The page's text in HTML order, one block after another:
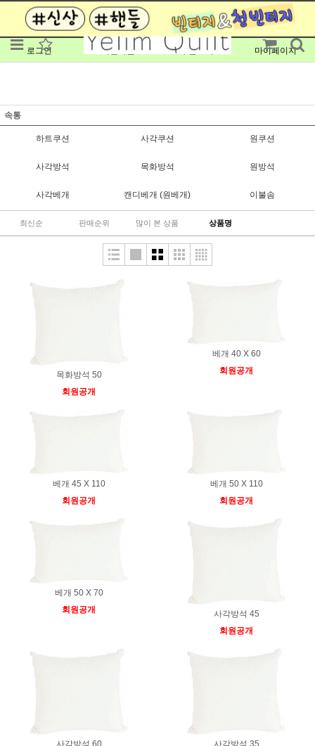
로그인 회원가입 주문조회 마이페이지
속통
하트쿠션 사각쿠션 원쿠션
사각방석 목화방석 원방석
사각베개 캔디베개 (원베개) 이불솜
최신순 판매순위 많이 본 상품 상품명
목화방석 50
회원공개
베개 40 X 60
회원공개
베개 45 X 110
회원공개
베개 50 X 110
회원공개
베개 50 X 70
회원공개
사각방석 45
회원공개
사각방석 60
사각방석 35